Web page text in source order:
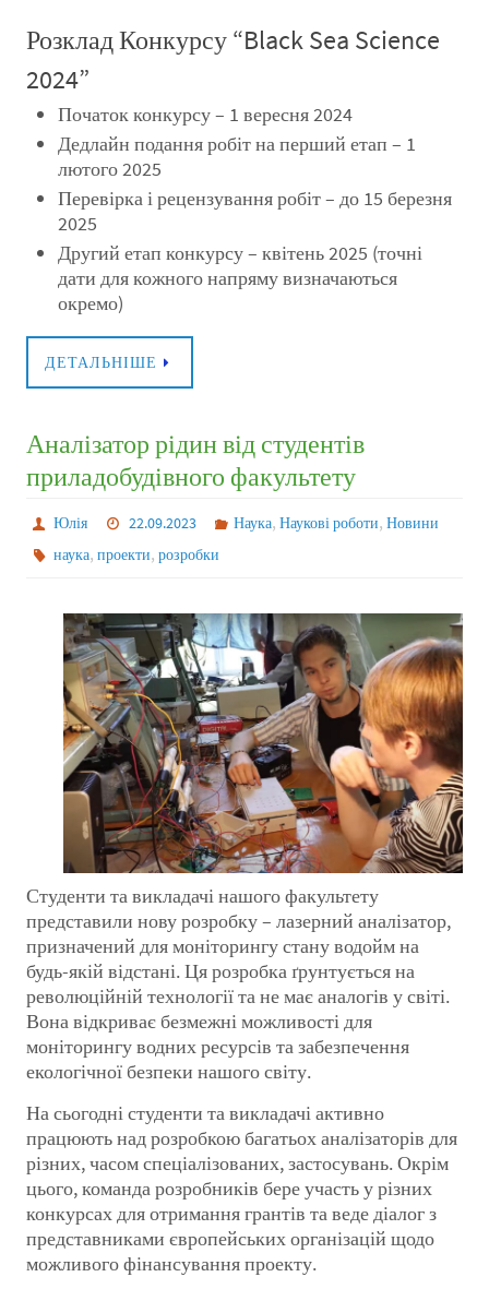
Розклад Конкурсу “Black Sea Science
2024”
Початок конкурсу – 1 вересня 2024
Дедлайн подання робіт на перший етап – 1
лютого 2025
Перевірка і рецензування робіт – до 15 березня
2025
Другий етап конкурсу – квітень 2025 (точні
дати для кожного напряму визначаються
окремо)
ДЕТАЛЬНІШЕ
Аналізатор рідин від студентів
приладобудівного факультету
Юлія 22.09.2023 Наука, Наукові роботи, Новини
наука,проекти,розробки
Студенти та викладачі нашого факультету
представили нову розробку – лазерний аналізатор,
призначений для моніторингу стану водойм на
будь-якій відстані. Ця розробка ґрунтується на
революційній технології та не має аналогів у світі.
Вона відкриває безмежні можливості для
моніторингу водних ресурсів та забезпечення
екологічної безпеки нашого світу.
На сьогодні студенти та викладачі активно
працюють над розробкою багатьох аналізаторів для
різних, часом спеціалізованих, застосувань. Окрім
цього, команда розробників бере участь у різних
конкурсах для отримання грантів та веде діалог з
представниками європейських організацій щодо
можливого фінансування проекту.